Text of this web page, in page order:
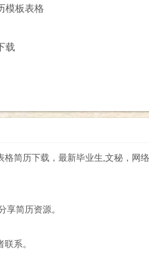
模板表格
载
历下载，最新毕业生,文秘，网
简历资源。
系。